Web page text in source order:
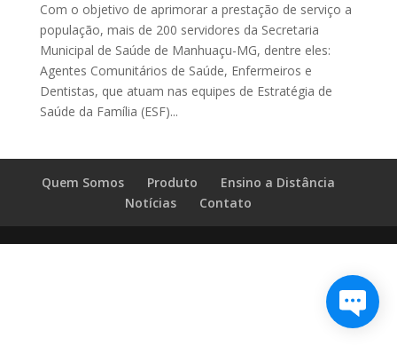
Com o objetivo de aprimorar a prestação de serviço a
população, mais de 200 servidores da Secretaria
Municipal de Saúde de Manhuaçu-MG, dentre eles:
Agentes Comunitários de Saúde, Enfermeiros e
Dentistas, que atuam nas equipes de Estratégia de
Saúde da Família (ESF)...
Quem Somos Produto
Ensino a Distância
Notícias
Contato